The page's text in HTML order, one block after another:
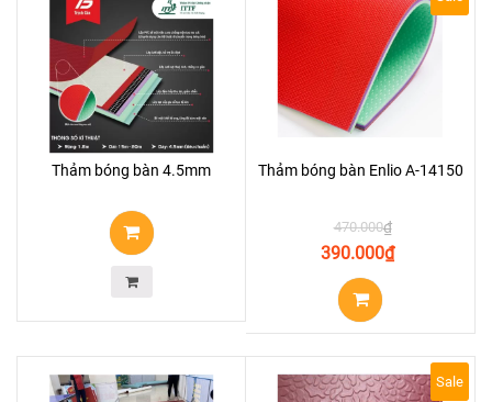
Thảm bóng bàn 4.5mm Thảm bóng bàn Enlio A-14150
₫
470.000
₫
390.000
Sale